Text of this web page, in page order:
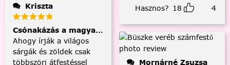
Kriszta
Csónakázás a magyar tengeren
Ahogy írják a világos
sárgák és zöldek csak
többszöri átfestéssel
Hasznos? 18 4
Mornárné Zsuzsa